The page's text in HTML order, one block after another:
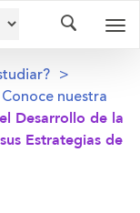
Conoce nuestra
Desarrollo de la
Estrategias de